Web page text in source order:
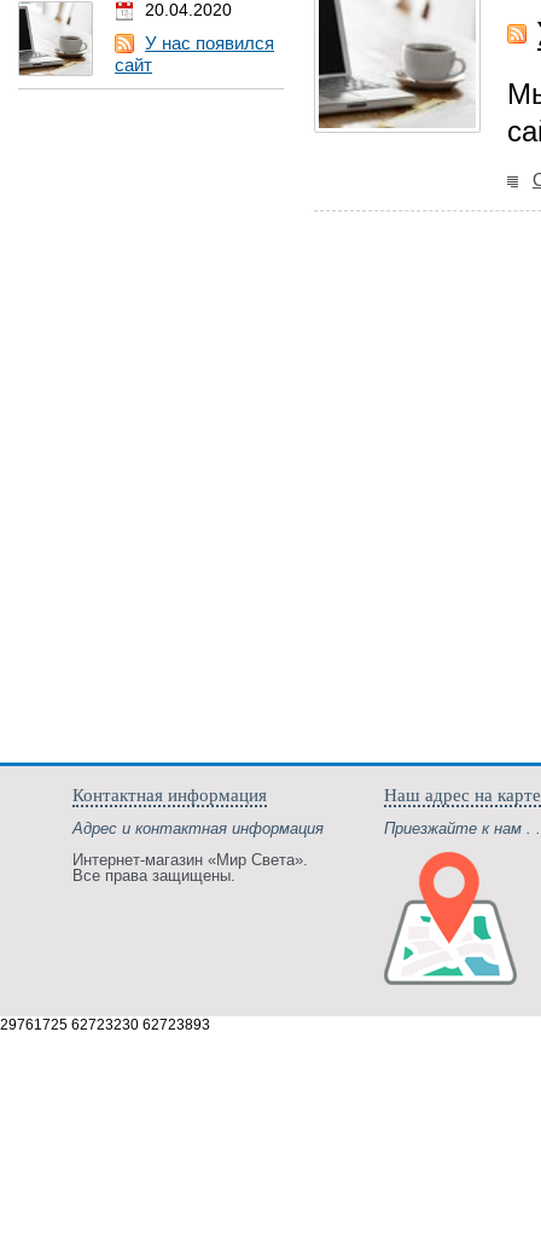
20.04.2020
У нас появился
сайт
Контактная информация
Адрес и контактная информация
Интернет-магазин «Мир Света».
Все права защищены.
Наш адрес на карте
Приезжайте к нам .
29761725 62723230 62723893